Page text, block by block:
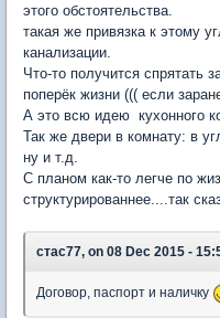
этого обстоятельства.
такая же привязка к этому
канализации.
Что-то получится спрятать
поперёк жизни ((( если
А это всю идею кухонного
Так же двери в комнату: в
ну и т.д.
С планом как-то легче по
структурированнее....так
стас77, on 08 Dec 2015 -
Договор, паспорт и наличку